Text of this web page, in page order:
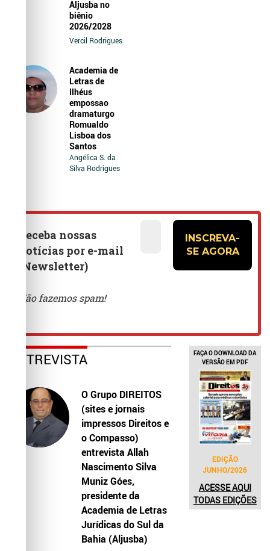
Aljusba no
biênio
2026/2028
Vercil Rodrigues
Academia de
Letras de
Ilhéus
empossao
dramaturgo
Romualdo
Lisboa dos
Santos
Angélica S. da
Silva Rodrigues
ENTREVISTA
O Grupo DIREITOS
(sites e jornais
impressos Direitos e
o Compasso)
entrevista Allah
Nascimento Silva
Muniz Góes,
presidente da
Academia de Letras
Jurídicas do Sul da
Bahia (Aljusba)
FAÇA O DOWNLOAD DA
VERSÃO EM PDF
EDIÇÃO
JUNHO/2026
ACESSE AQUI
TODAS EDIÇÕES